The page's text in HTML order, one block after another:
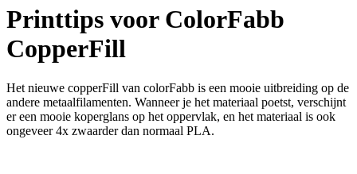
Printtips voor ColorFabb
CopperFill
Het nieuwe copperFill van colorFabb is een mooie uitbreiding op de
andere metaalfilamenten. Wanneer je het materiaal poetst, verschijnt
er een mooie koperglans op het oppervlak, en het materiaal is ook
ongeveer 4x zwaarder dan normaal PLA.